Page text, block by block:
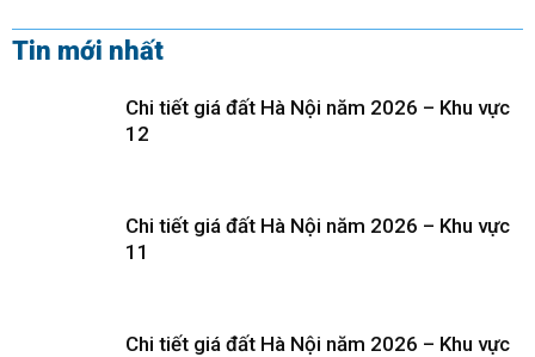
Tin mới nhất
Chi tiết giá đất Hà Nội năm 2026 – Khu vực
12
Chi tiết giá đất Hà Nội năm 2026 – Khu vực
11
Chi tiết giá đất Hà Nội năm 2026 – Khu vực